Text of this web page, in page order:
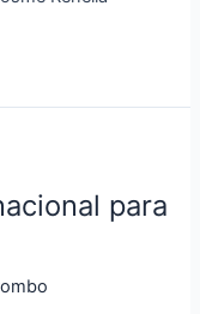
para